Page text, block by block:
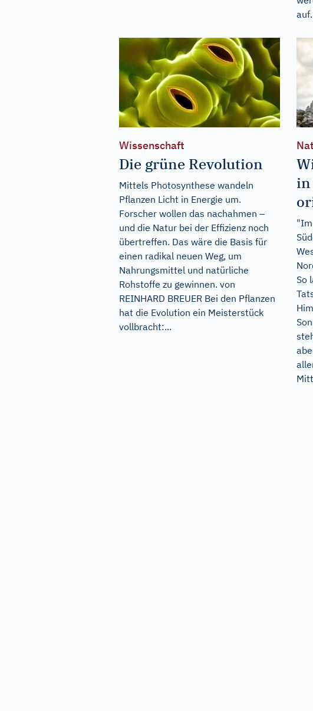
Wissenschaft
Die grüne Revolution
Mittels Photosynthese wandeln
Pflanzen Licht in Energie um.
Forscher wollen das nachahmen –
und die Natur bei der Effizienz noch
übertreffen. Das wäre die Basis für
einen radikal neuen Weg, um
Nahrungsmittel und natürliche
Rohstoffe zu gewinnen. von
REINHARD BREUER Bei den Pflanzen
hat die Evolution ein Meisterstück
vollbracht:...
in
So